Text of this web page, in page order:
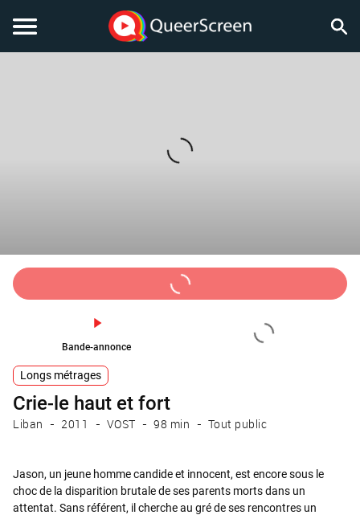
Bande-annonce
Longs métrages
Crie-le haut et fort
Liban 2011 VOST 98 min Tout public
Jason, un jeune homme candide et innocent, est encore sous le
choc de la disparition brutale de ses parents morts dans un
attentat. Sans référent, il cherche au gré de ses rencontres un